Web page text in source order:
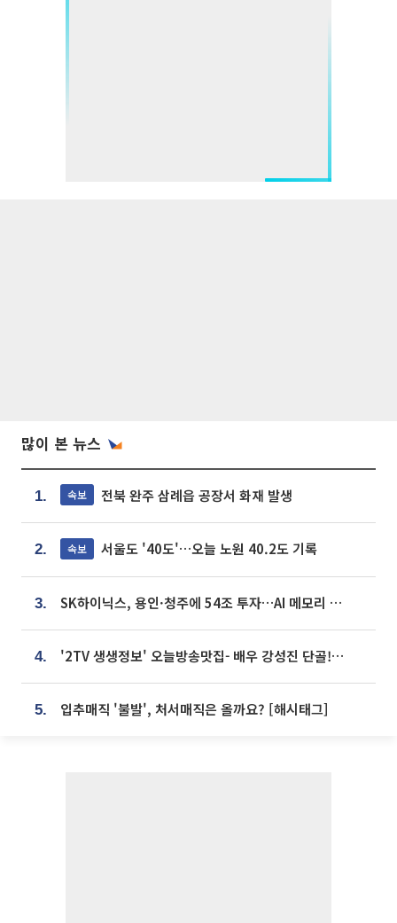
많이 본 뉴스
1. 속보 전북 완주 삼례읍 공장서 화재 발생
2. 속보 서울도 '40도'…오늘 노원 40.2도 기록
3. SK하이닉스, 용인·청주에 54조 투자…AI 메모리 생산기지 키운다
4. '2TV 생생정보' 오늘방송맛집- 배우 강성진 단골! 쌀국수ㆍ푸팟퐁 커리 맛집 '블○○○'
5. 입추매직 '불발', 처서매직은 올까요? [해시태그]